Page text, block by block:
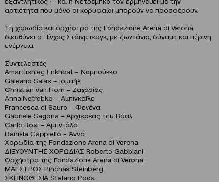
αρτιότητα που μόνο οι κορυφαίοι μπορούν να προσφέρουν.
Τη χορωδία και ορχήστρα της Fondazione Arena di Verona
διευθύνει ο Πίνχας Στάινμπεργκ, με ζωντάνια, δύναμη και πύρινη
ενέργεια.
Συντελεστές
Amartüshleg Enkhbat – Ναμπούκκο
Galeano Salas – Ισμαήλ
Christian van Horn – Ζαχαρίας
Anna Netrebko – Αμπιγκαΐλε
Francesca di Sauro – Φενένα
Gabriele Sagona – Αρχιερέας του Βάαλ
Carlo Bosi – Αμπντάλο
Daniela Cappiello – Άννα
Χορωδία της Fondazione Arena di Verona
ΔΙΕΥΘΥΝΤΗΣ ΧΟΡΩΔΙΑΣ Roberto Gabbiani
Ορχήστρα της Fondazione Arena di Verona
ΜΑΕΣΤΡΟΣ Pinchas Steinberg
ΣΚΗΝΟΘΕΣΙΑ Stefano Poda